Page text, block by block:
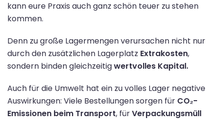
kann eure Praxis auch ganz schön teuer zu stehen
kommen.
Denn zu große Lagermengen verursachen nicht nur
durch den zusätzlichen Lagerplatz Extrakosten,
sondern binden gleichzeitigwertvolles Kapital.
Auch für die Umwelt hat ein zu volles Lager negative
Auswirkungen: Viele Bestellungen sorgen für CO₂-
Emissionen beim Transport, fürVerpackungsmüll